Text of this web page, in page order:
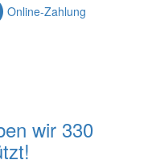
wir 330
Online-Zahlung